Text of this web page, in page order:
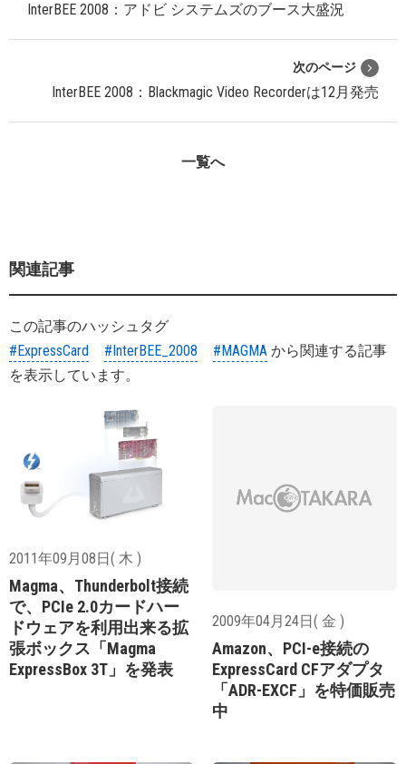
InterBEE 2008：アドビ システムズのブース大盛況
次のページ
InterBEE 2008：Blackmagic Video Recorderは12月発売
一覧へ
関連記事
この記事のハッシュタグ
#ExpressCard
#InterBEE_2008 #MAGMA から関連する記事
を表示しています。
2011年09月08日( 木 )
Magma、Thunderbolt接続
で、PCIe 2.0カードハー
ドウェアを利用出来る拡
張ボックス「Magma
ExpressBox 3T」を発表
2009年04月24日( 金 )
Amazon、PCI-e接続の
ExpressCard CFアダプタ
「ADR-EXCF」を特価販売
中